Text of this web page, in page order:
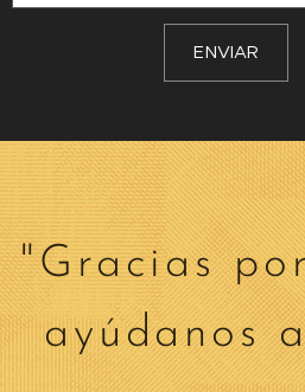
ENVIAR
"Gracias
ayúdanos